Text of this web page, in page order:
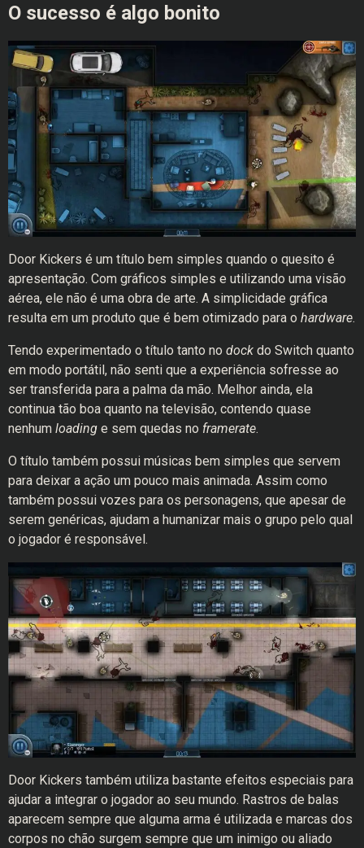
O sucesso é algo bonito
Door Kickers é um título bem simples quando o quesito é
apresentação. Com gráficos simples e utilizando uma visão
aérea, ele não é uma obra de arte. A simplicidade gráfica
resulta em um produto que é bem otimizado para o hardware.
Tendo experimentado o título tanto no dock do Switch quanto
em modo portátil, não senti que a experiência sofresse ao
ser transferida para a palma da mão. Melhor ainda, ela
continua tão boa quanto na televisão, contendo quase
nenhum loading e sem quedas no framerate.
O título também possui músicas bem simples que servem
para deixar a ação um pouco mais animada. Assim como
também possui vozes para os personagens, que apesar de
serem genéricas, ajudam a humanizar mais o grupo pelo qual
o jogador é responsável.
Door Kickers também utiliza bastante efeitos especiais para
ajudar a integrar o jogador ao seu mundo. Rastros de balas
aparecem sempre que alguma arma é utilizada e marcas dos
corpos no chão surgem sempre que um inimigo ou aliado